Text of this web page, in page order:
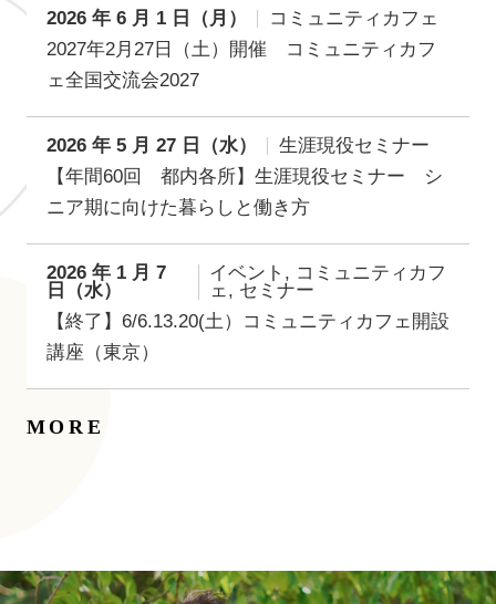
2026 年 6 月 1 日（月）
コミュニティカフェ
2027年2月27日（土）開催 コミュニティカフ
ェ全国交流会2027
2026 年 5 月 27 日（水）
生涯現役セミナー
【年間60回 都内各所】生涯現役セミナー シ
ニア期に向けた暮らしと働き方
2026 年 1 月 7
日（水）
イベント, コミュニティカフ
ェ, セミナー
【終了】6/6.13.20(土）コミュニティカフェ開設
講座（東京）
MORE